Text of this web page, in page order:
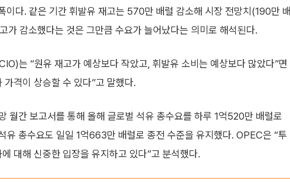
다. 같은 기간 휘발유 재고는 570만 배럴 감소해 시장 전망치(190만 배
가 감소했다는 것은 그만큼 수요가 늘어났다는 의미로 해석된다.
는 “원유 재고가 예상보다 작았고, 휘발유 소비는 예상보다 많았다”면
격이 상승할 수 있다”고 말했다.
월간 보고서를 통해 올해 글로벌 석유 총수요를 하루 1억520만 배럴로
유 총수요도 일일 1억663만 배럴로 종전 수준을 유지했다. OPEC은 “투
대해 신중한 입장을 유지하고 있다”고 분석했다.